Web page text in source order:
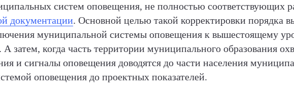
систем оповещения, не полностью соответствующих
документации. Основной целью такой корректировки порядка
муниципальной системы оповещения к вышестоящему
затем, когда часть территории муниципального образования
и сигналы оповещения доводятся до части населения
оповещения до проектных показателей.